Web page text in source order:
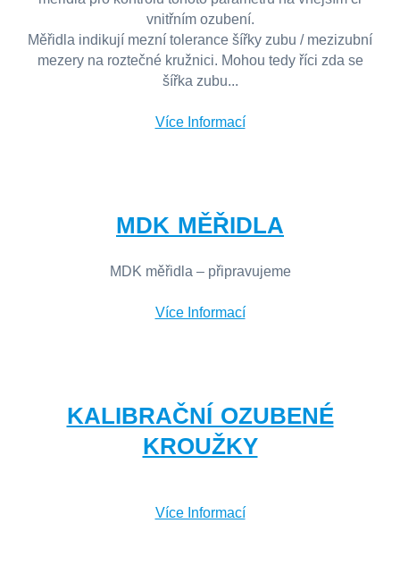
vnitřním ozubení.
Měřidla indikují mezní tolerance šířky zubu / mezizubní
mezery na roztečné kružnici. Mohou tedy říci zda se
šířka zubu...
Více Informací
MDK MĚŘIDLA
MDK měřidla – připravujeme
Více Informací
KALIBRAČNÍ OZUBENÉ
KROUŽKY
Více Informací